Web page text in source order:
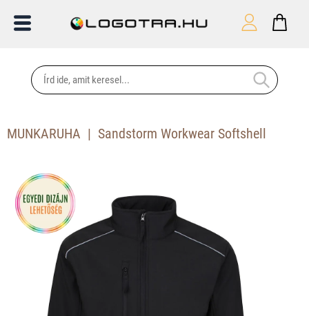
MUNKARUHA Sandstorm Workwear Softshell